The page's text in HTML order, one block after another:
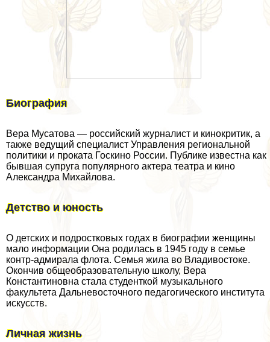
Биография
Вера Мусатова — российский журналист и кинокритик, а
также ведущий специалист Управления региональной
политики и проката Госкино России. Публике известна как
бывшая супруга популярного актера театра и кино
Александра Михайлова.
Детство и юность
О детских и подростковых годах в биографии женщины
мало информации Она родилась в 1945 году в семье
контр-адмирала флота. Семья жила во Владивостоке.
Окончив общеобразовательную школу, Вера
Константиновна стала студенткой музыкального
факультета Дальневосточного педагогического института
искусств.
Личная жизнь